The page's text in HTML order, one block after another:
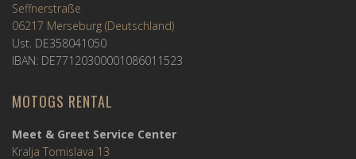
Seffnerstraße
06217 Merseburg (Deutschland)
Ust. DE358041050
IBAN: DE77120300001086011523
MOTOGS RENTAL
Meet & Greet Service Center
Kralja Tomislava 13